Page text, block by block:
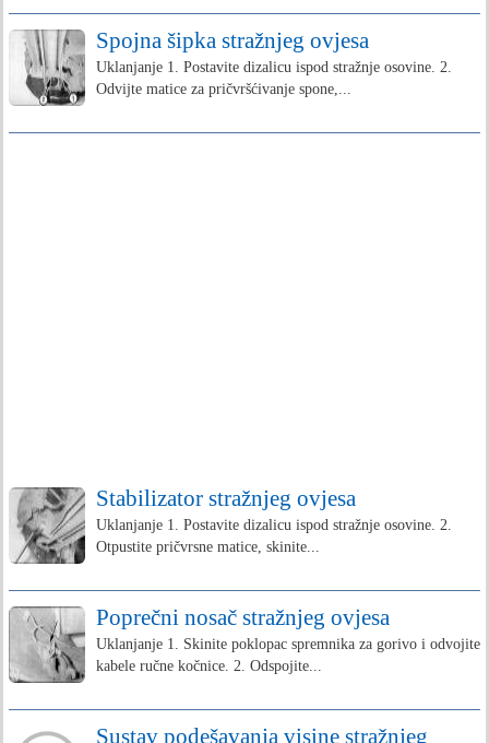
Spojna šipka stražnjeg ovjesa
Uklanjanje 1. Postavite dizalicu ispod stražnje osovine. 2.
Odvijte matice za pričvršćivanje spone,...
Stabilizator stražnjeg ovjesa
Uklanjanje 1. Postavite dizalicu ispod stražnje osovine. 2.
Otpustite pričvrsne matice, skinite...
Poprečni nosač stražnjeg ovjesa
Uklanjanje 1. Skinite poklopac spremnika za gorivo i odvojite
kabele ručne kočnice. 2. Odspojite...
Sustav podešavanja visine stražnjeg